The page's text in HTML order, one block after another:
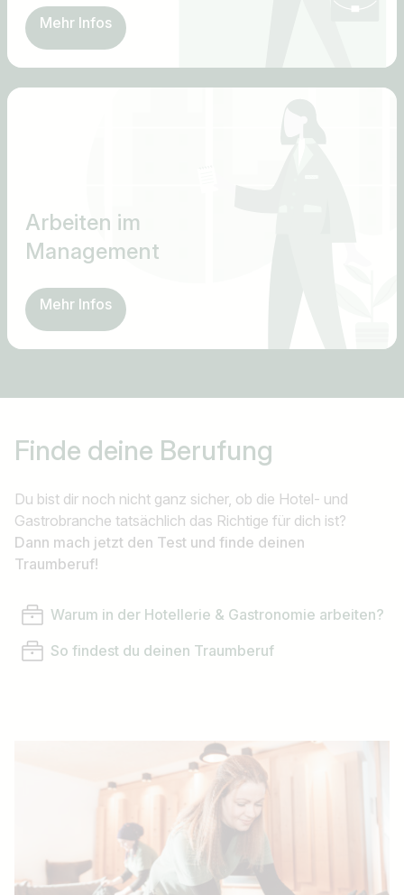
Mehr Infos
Arbeiten im
Management
Mehr Infos
Finde deine Berufung
Du bist dir noch nicht ganz sicher, ob die Hotel- und
Gastrobranche tatsächlich das Richtige für dich ist?
Dann mach jetzt den Test und finde deinen
Traumberuf!
Warum in der Hotellerie & Gastronomie arbeiten?
So findest du deinen Traumberuf
Ich suche nach …
Land / Bundesland